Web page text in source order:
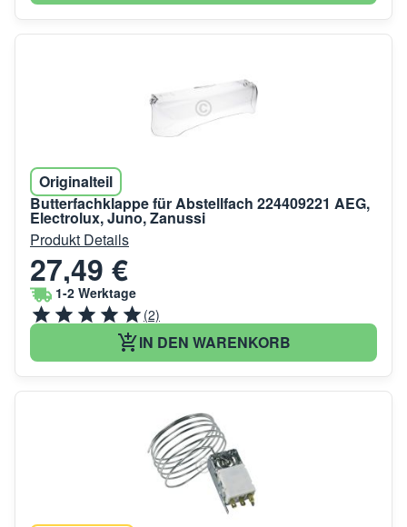
Originalteil
Butterfachklappe für Abstellfach 224409221 AEG,
Electrolux, Juno, Zanussi
Produkt Details
27,49 €
1-2 Werktage
(2)
IN DEN WARENKORB